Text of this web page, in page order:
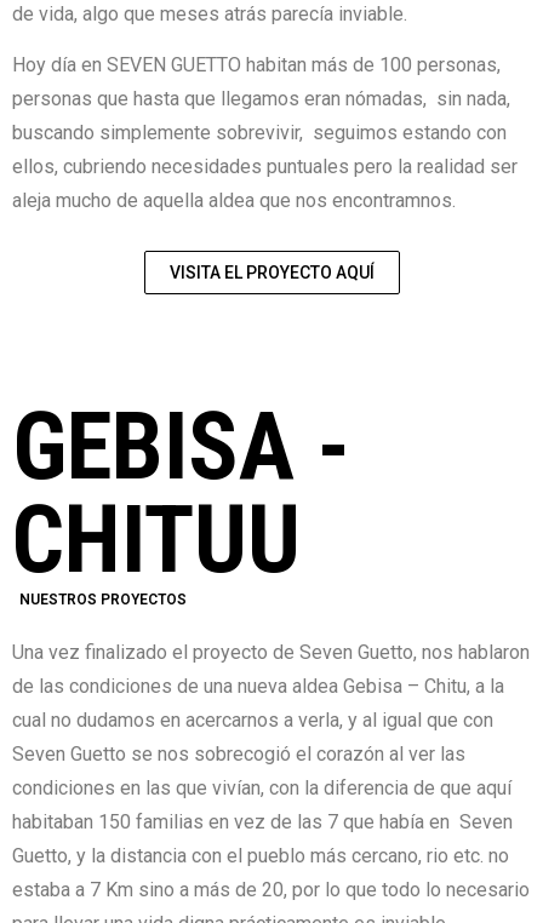
de vida, algo que meses atrás parecía inviable.
Hoy día en SEVEN GUETTO habitan más de 100 personas,
personas que hasta que llegamos eran nómadas, sin nada,
buscando simplemente sobrevivir, seguimos estando con
ellos, cubriendo necesidades puntuales pero la realidad ser
aleja mucho de aquella aldea que nos encontramnos.
VISITA EL PROYECTO AQUÍ
GEBISA -
CHITUU
NUESTROS PROYECTOS
Una vez finalizado el proyecto de Seven Guetto, nos hablaron
de las condiciones de una nueva aldea Gebisa – Chitu, a la
cual no dudamos en acercarnos a verla, y al igual que con
Seven Guetto se nos sobrecogió el corazón al ver las
condiciones en las que vivían, con la diferencia de que aquí
habitaban 150 familias en vez de las 7 que había en Seven
Guetto, y la distancia con el pueblo más cercano, rio etc. no
estaba a 7 Km sino a más de 20, por lo que todo lo necesario